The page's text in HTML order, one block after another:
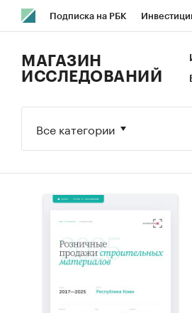
Подписка на РБК
Исследования Кредитные
МАГАЗИН
ИССЛЕДОВАНИЙ
Все категории